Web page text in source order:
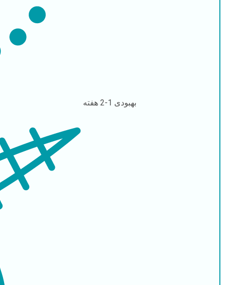
بهبودی 1-2 هفته